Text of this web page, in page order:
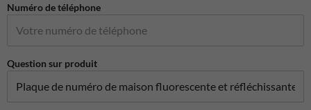
Numéro de téléphone
Question sur produit